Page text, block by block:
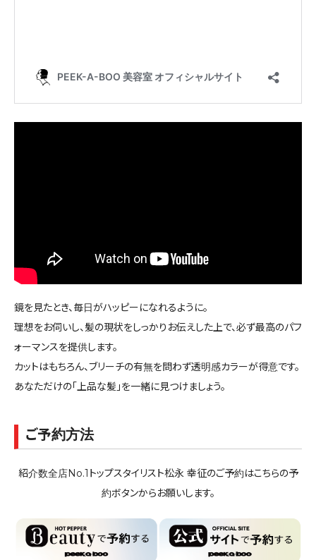
鏡を見たとき、毎日がハッピーになれるように。
理想をお伺いし、髪の現状をしっかりお伝えした上で、必ず最高のパフ
ォーマンスを提供します。
カットはもちろん、ブリーチの有無を問わず透明感カラーが得意です。
あなただけの「上品な髪」を一緒に見つけましょう。
ご予約方法
紹介数全店No.1トップスタイリスト松永 幸征のご予約はこちらの予
約ボタンからお願いします。